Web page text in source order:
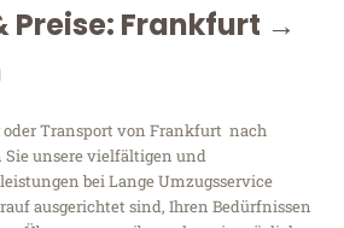
Preise: Frankfurt →
Transport von Frankfurt nach
unsere vielfältigen und
bei Lange Umzugsservice
ausgerichtet sind, Ihren Bedürfnissen